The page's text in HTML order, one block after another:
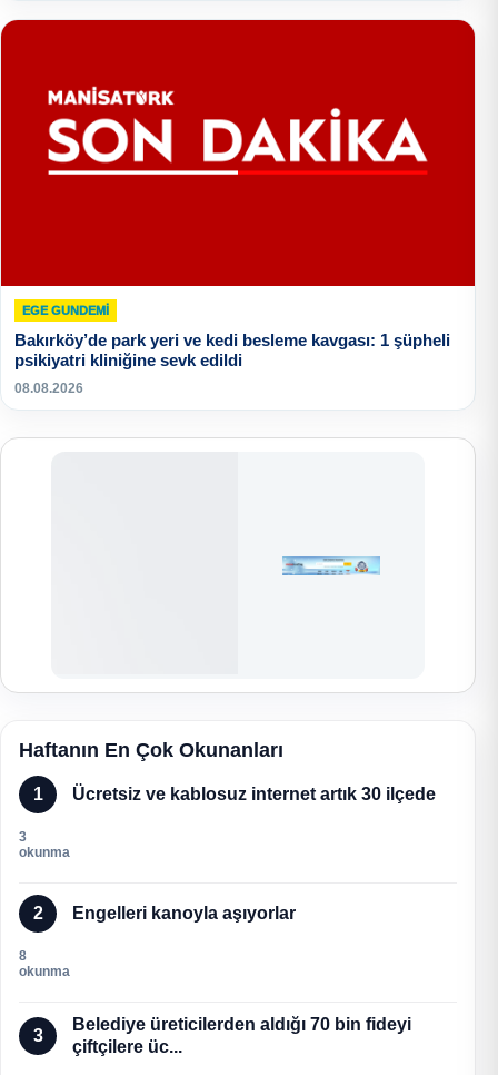
EGE GUNDEMİ
Bakırköy’de park yeri ve kedi besleme kavgası: 1 şüpheli
psikiyatri kliniğine sevk edildi
08.08.2026
Haftanın En Çok Okunanları
1 Ücretsiz ve kablosuz internet artık 30 ilçede
3
okunma
2 Engelleri kanoyla aşıyorlar
8
okunma
3
Belediye üreticilerden aldığı 70 bin fideyi
çiftçilere üc...